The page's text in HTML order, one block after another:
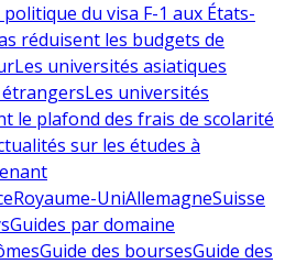
du visa F-1 aux États-
réduisent les budgets de
Les universités asiatiques
Les universités
le plafond des frais de scolarité
sur les études à
Royaume-UniAllemagneSuisse
Guides par domaine
Guide des boursesGuide des